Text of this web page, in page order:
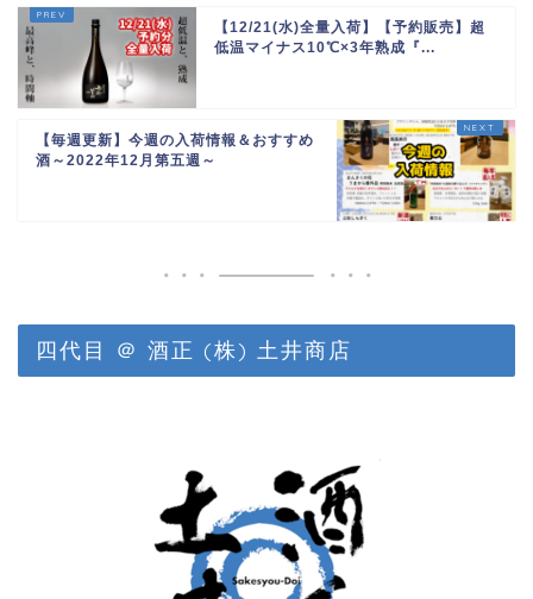
【12/21(水)全量入荷】【予約販売】超
低温マイナス10℃×3年熟成『...
【毎週更新】今週の入荷情報＆おすすめ
酒～2022年12月第五週～
四代目 ＠ 酒正 (株) 土井商店